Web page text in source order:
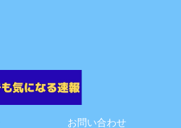
お問い合わせ